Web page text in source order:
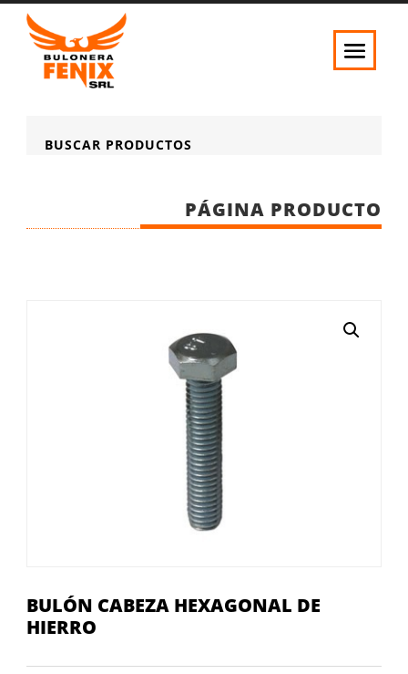
BUSCAR PRODUCTOS
PÁGINA PRODUCTO
BULÓN CABEZA HEXAGONAL DE
HIERRO